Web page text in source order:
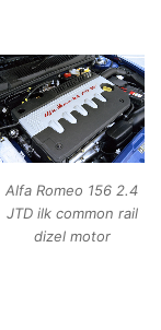
Alfa Romeo 156 2.4
JTD ilk common rail
dizel motor